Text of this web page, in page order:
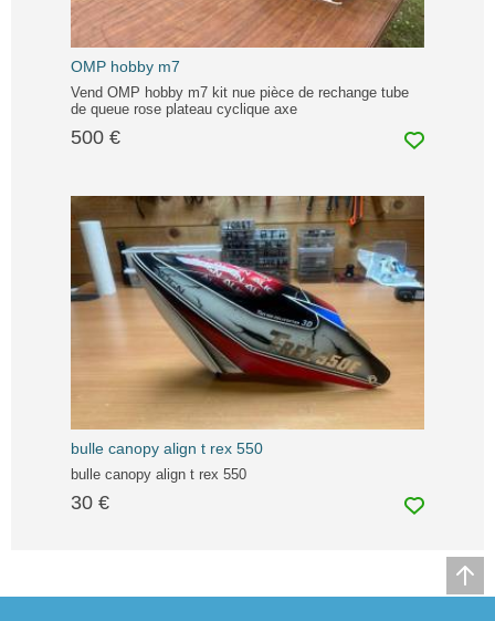
OMP hobby m7
Vend OMP hobby m7 kit nue pièce de rechange tube
de queue rose plateau cyclique axe
500 €
bulle canopy align t rex 550
bulle canopy align t rex 550
30 €